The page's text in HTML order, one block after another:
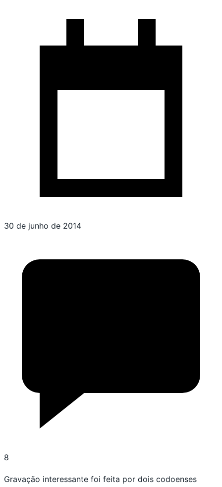
30 de junho de 2014
8
Gravação interessante foi feita por dois codoenses